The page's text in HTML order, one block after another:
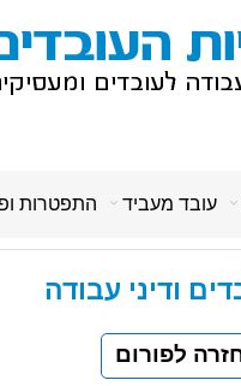
עובד מעביד התפטרות
ודיני עבודה
לפורום